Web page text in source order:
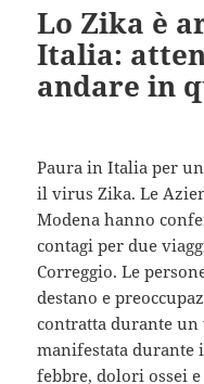
Lo Zika è
Italia:
andare in
Paura in Italia per
il virus Zika. Le
Modena hanno
contagi per due
Correggio. Le
destano e
contratta durante un
manifestata
febbre, dolori ossei